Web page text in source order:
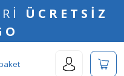
ÜCRETSİZ